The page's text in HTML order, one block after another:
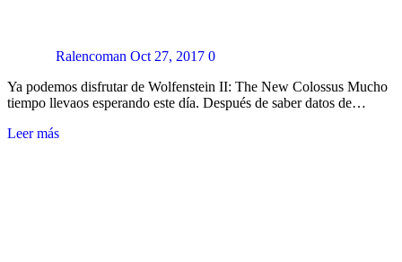
Ralencoman Oct 27, 2017 0
Ya podemos disfrutar de Wolfenstein II: The New Colossus Mucho
tiempo llevaos esperando este día. Después de saber datos de…
Leer más